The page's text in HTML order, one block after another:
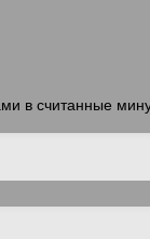
в считанные